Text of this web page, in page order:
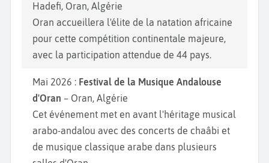
Hadefi, Oran, Algérie
Oran accueillera l'élite de la natation africaine
pour cette compétition continentale majeure,
avec la participation attendue de 44 pays.
Mai 2026 : Festival de la Musique Andalouse
d'Oran – Oran, Algérie
Cet événement met en avant l'héritage musical
arabo-andalou avec des concerts de chaâbi et
de musique classique arabe dans plusieurs